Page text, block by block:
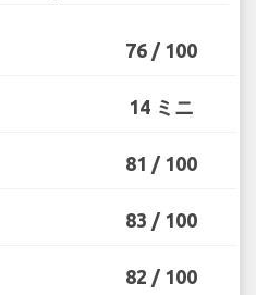
76 / 100
14 ミニ
81 / 100
83 / 100
82 / 100